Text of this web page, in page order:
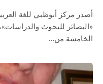
أصدر مركز أبوظبي للغة
«البصائر للبحوث
الخامسة من…